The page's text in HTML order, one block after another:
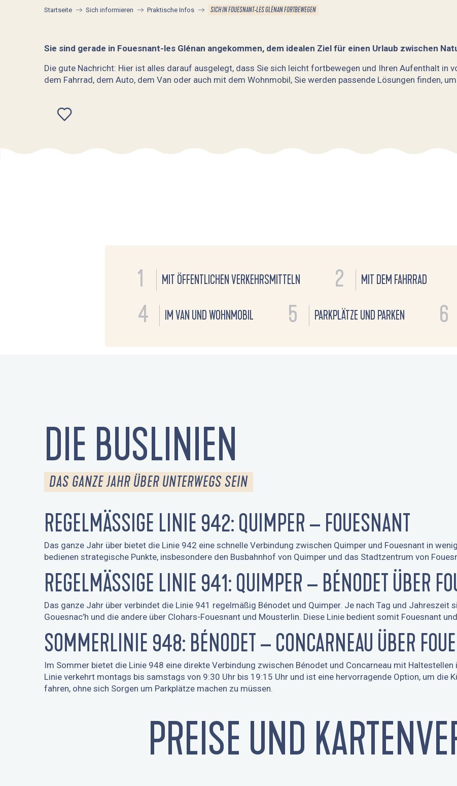
Startseite Sich informieren Praktische Infos SICH IN FOUESNANT-LES GLÉNAN FORTBEWEGEN
Sie sind gerade in Fouesnant-les Glénan angekommen, dem idealen Ziel für einen Urlaub zwischen
Die gute Nachricht: Hier ist alles darauf ausgelegt, dass Sie sich leicht fortbewegen und Ihren Aufenthalt in
dem Fahrrad, dem Auto, dem Van oder auch mit dem Wohnmobil, Sie werden passende Lösungen finden,
Ajouter aux favoris
1 MIT ÖFFENTLICHEN VERKEHRSMITTELN 2 MIT DEM FAHRRAD
4 IM VAN UND WOHNMOBIL 5 PARKPLÄTZE UND PARKEN 6
DIE BUSLINIEN
DAS GANZE JAHR ÜBER UNTERWEGS SEIN
REGELMÄSSIGE LINIE 942: QUIMPER – FOUESNANT
Das ganze Jahr über bietet die Linie 942 eine schnelle Verbindung zwischen Quimper und Fouesnant in
bedienen strategische Punkte, insbesondere den Busbahnhof von Quimper und das Stadtzentrum von
REGELMÄSSIGE LINIE 941: QUIMPER – BÉNODET ÜBER
Das ganze Jahr über verbindet die Linie 941 regelmäßig Bénodet und Quimper. Je nach Tag und Jahreszeit
Gouesnac’h und die andere über Clohars-Fouesnant und Mousterlin. Diese Linie bedient somit Fouesnant
SOMMERLINIE 948: BÉNODET – CONCARNEAU ÜBER
Im Sommer bietet die Linie 948 eine direkte Verbindung zwischen Bénodet und Concarneau mit Haltestellen
Linie verkehrt montags bis samstags von 9:30 Uhr bis 19:15 Uhr und ist eine hervorragende Option, um die
fahren, ohne sich Sorgen um Parkplätze machen zu müssen.
PREISE UND